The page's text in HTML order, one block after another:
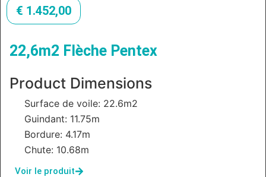
€ 1.452,00
22,6m2 Flèche Pentex
Product Dimensions
Surface de voile: 22.6m2
Guindant: 11.75m
Bordure: 4.17m
Chute: 10.68m
Voir le produit